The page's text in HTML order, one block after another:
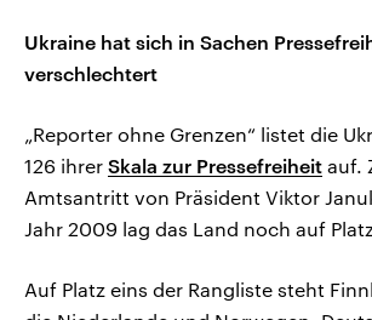
Ukraine hat sich in Sachen
verschlechtert
„Reporter ohne Grenzen“ listet die
126 ihrer Skala zur Pressefreiheit auf.
Amtsantritt von Präsident Viktor
Jahr 2009 lag das Land noch auf
Auf Platz eins der Rangliste steht